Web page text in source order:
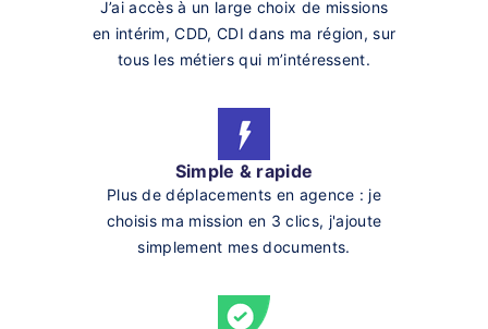
J’ai accès à un large choix de missions
en intérim, CDD, CDI dans ma région, sur
tous les métiers qui m’intéressent.
Simple & rapide
Plus de déplacements en agence : je
choisis ma mission en 3 clics, j'ajoute
simplement mes documents.